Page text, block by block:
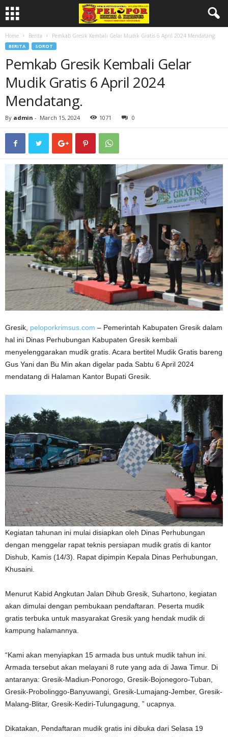
Home Berita Pemkab Gresik Kembali Gelar Mudik Gratis 6 April 2024 Mendatang.
BERITA SOROT
Pemkab Gresik Kembali Gelar
Mudik Gratis 6 April 2024
Mendatang.
By admin - March 15, 2024 1071 0
Gresik, peloporkrimsus.com – Pemerintah Kabupaten Gresik dalam
hal ini Dinas Perhubungan Kabupaten Gresik kembali
menyelenggarakan mudik gratis. Acara bertitel Mudik Gratis bareng
Gus Yani dan Bu Min akan digelar pada Sabtu 6 April 2024
mendatang di Halaman Kantor Bupati Gresik.
Kegiatan tahunan ini mulai disiapkan oleh Dinas Perhubungan
dengan menggelar rapat teknis persiapan mudik gratis di kantor
Dishub, Kamis (14/3). Rapat dipimpin Kepala Dinas Perhubungan,
Khusaini.
Menurut Kabid Angkutan Jalan Dihub Gresik, Suhartono, kegiatan
akan dimulai dengan pembukaan pendaftaran. Peserta mudik
gratis terbuka untuk masyarakat Gresik yang hendak mudik di
kampung halamannya.
“Kami akan menyiapkan 15 armada bus untuk mudik tahun ini.
Armada tersebut akan melayani 8 rute yang ada di Jawa Timur. Di
antaranya: Gresik-Madiun-Ponorogo, Gresik-Bojonegoro-Tuban,
Gresik-Probolinggo-Banyuwangi, Gresik-Lumajang-Jember, Gresik-
Malang-Blitar, Gresik-Kediri-Tulungagung, ” ucapnya.
Dikatakan, Pendaftaran mudik gratis ini dibuka dari Selasa 19